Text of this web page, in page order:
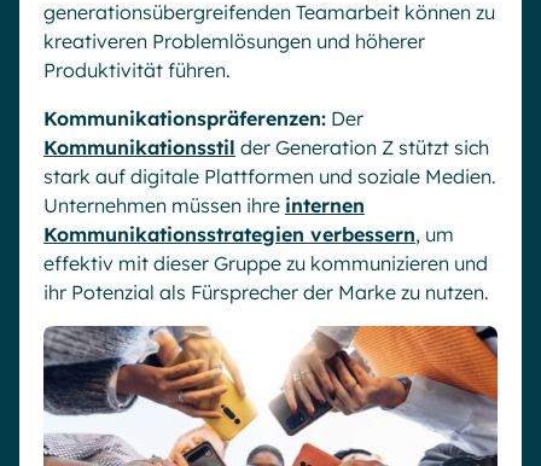
generationsübergreifenden Teamarbeit können zu
kreativeren Problemlösungen und höherer
Produktivität führen.
Kommunikationspräferenzen: Der
Kommunikationsstil der Generation Z stützt sich
stark auf digitale Plattformen und soziale Medien.
Unternehmen müssen ihre internen
Kommunikationsstrategien verbessern, um
effektiv mit dieser Gruppe zu kommunizieren und
ihr Potenzial als Fürsprecher der Marke zu nutzen.